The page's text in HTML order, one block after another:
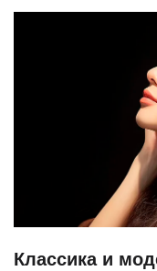
Классика и